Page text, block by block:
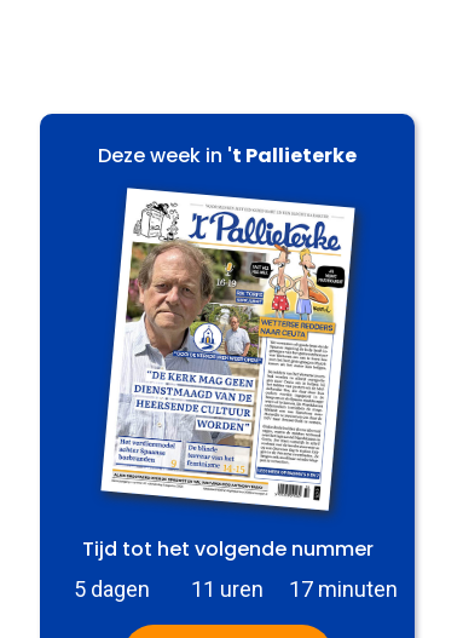
Deze week in 't Pallieterke
Tijd tot het volgende nummer
5 dagen 11 uren 17 minuten